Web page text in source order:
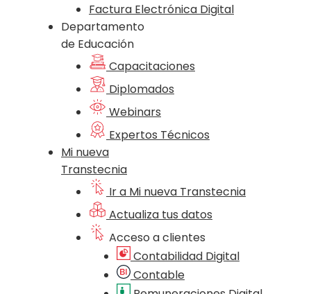
Factura Electrónica Digital
Departamento
de Educación
Capacitaciones
Diplomados
Webinars
Expertos Técnicos
Mi nueva
Transtecnia
Ir a Mi nueva Transtecnia
Actualiza tus datos
Acceso a clientes
Contabilidad Digital
Contable